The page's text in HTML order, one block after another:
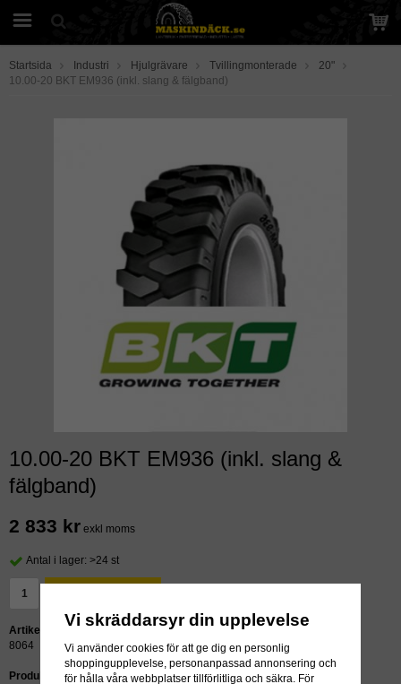
Startsida Industri Hjulgrävare Tvillingmonterade
20"
10.00-20 BKT EM936 (inkl. slang & fälgband)
10.00-20 BKT EM936 (inkl. slang &
fälgband)
2 833 kr exkl moms
Antal i lager: >24 st
Artikelnummer:
8064
Produktbeskrivning:
Vi skräddarsyr din upplevelse
Vi använder cookies för att ge dig en personlig
shoppingupplevelse, personanpassad annonsering och
för hålla våra webbplatser tillförlitliga och säkra. För